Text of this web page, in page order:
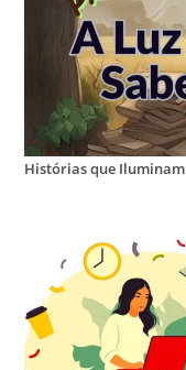
Histórias que Iluminam